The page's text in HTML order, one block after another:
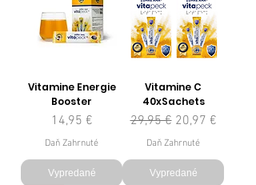
Vitamine Energie
Booster
Cena
14,95 €
Daň Zahrnuté
Vypredané
Vitamine C
40xSachets
Normálna cena
29,95 € Zľavnená cena
20,97 €
Daň Zahrnuté
Vypredané